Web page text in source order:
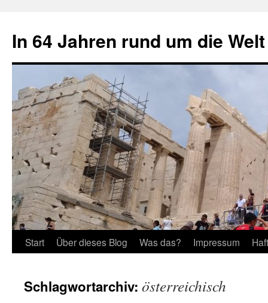
springen
In 64 Jahren rund um die Welt
Start Über dieses Blog Was das? Impressum
Schlagwortarchiv: österreichisch